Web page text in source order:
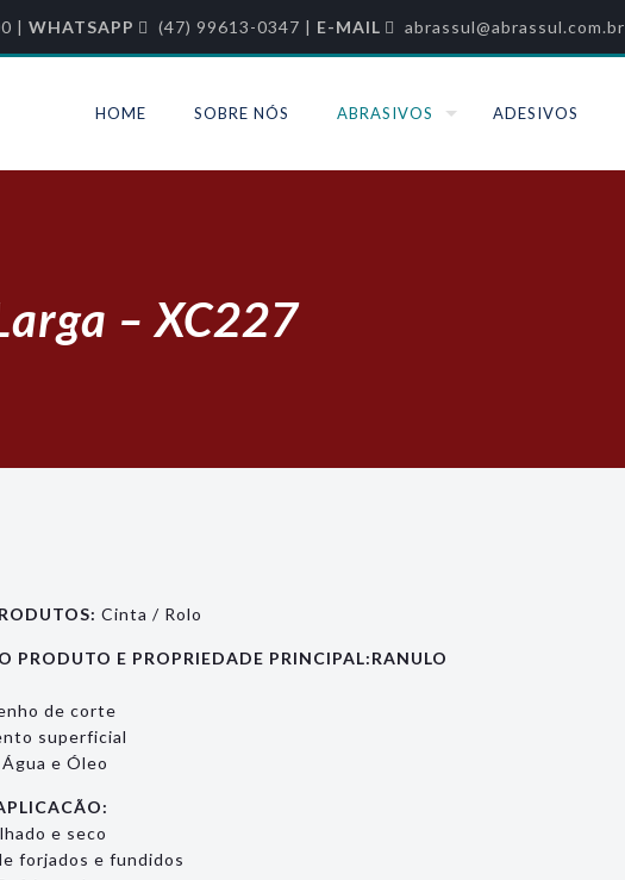
| WHATSAPP (47) 99613-0347 | E-MAIL abrassul@abrassul.com.br
HOME SOBRE NÓS ABRASIVOS ADESIVOS
– XC227
Cinta / Rolo
PRODUTO E PROPRIEDADE PRINCIPAL:RANULO
de corte
superficial
e Óleo
e seco
forjados e fundidos